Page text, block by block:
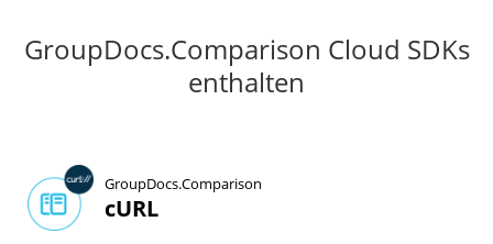
GroupDocs.Comparison Cloud SDKs
enthalten
GroupDocs.Comparison
cURL